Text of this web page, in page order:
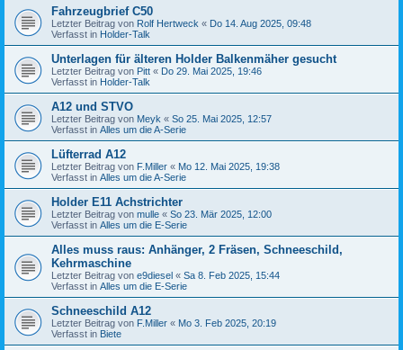
Fahrzeugbrief C50
Letzter Beitrag von Rolf Hertweck « Do 14. Aug 2025, 09:48
Verfasst in Holder-Talk
Unterlagen für älteren Holder Balkenmäher gesucht
Letzter Beitrag von Pitt « Do 29. Mai 2025, 19:46
Verfasst in Holder-Talk
A12 und STVO
Letzter Beitrag von Meyk « So 25. Mai 2025, 12:57
Verfasst in Alles um die A-Serie
Lüfterrad A12
Letzter Beitrag von F.Miller « Mo 12. Mai 2025, 19:38
Verfasst in Alles um die A-Serie
Holder E11 Achstrichter
Letzter Beitrag von mulle « So 23. Mär 2025, 12:00
Verfasst in Alles um die E-Serie
Alles muss raus: Anhänger, 2 Fräsen, Schneeschild,
Kehrmaschine
Letzter Beitrag von e9diesel « Sa 8. Feb 2025, 15:44
Verfasst in Alles um die E-Serie
Schneeschild A12
Letzter Beitrag von F.Miller « Mo 3. Feb 2025, 20:19
Verfasst in Biete